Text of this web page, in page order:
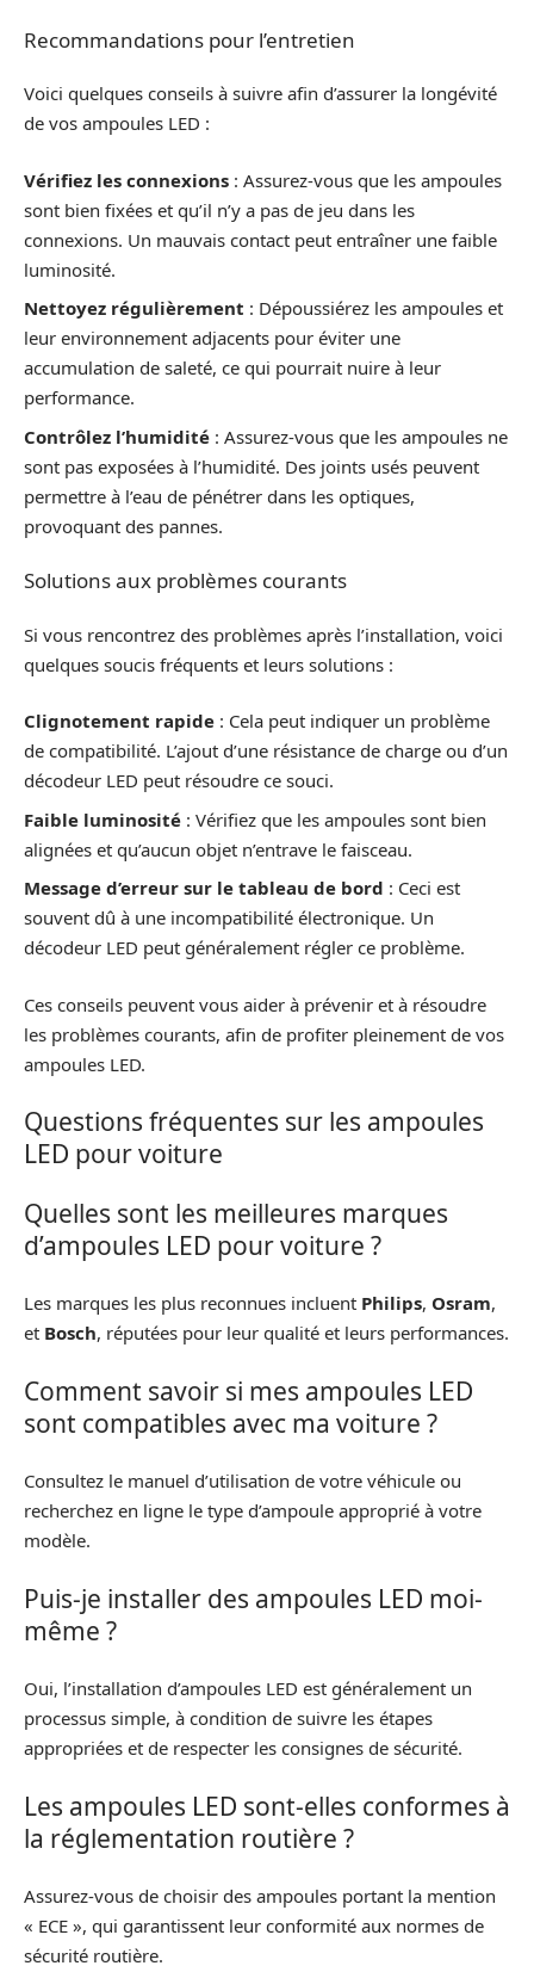
Recommandations pour l’entretien
Voici quelques conseils à suivre afin d’assurer la longévité
de vos ampoules LED :
Vérifiez les connexions : Assurez-vous que les ampoules
sont bien fixées et qu’il n’y a pas de jeu dans les
connexions. Un mauvais contact peut entraîner une faible
luminosité.
Nettoyez régulièrement : Dépoussiérez les ampoules et
leur environnement adjacents pour éviter une
accumulation de saleté, ce qui pourrait nuire à leur
performance.
Contrôlez l’humidité : Assurez-vous que les ampoules ne
sont pas exposées à l’humidité. Des joints usés peuvent
permettre à l’eau de pénétrer dans les optiques,
provoquant des pannes.
Solutions aux problèmes courants
Si vous rencontrez des problèmes après l’installation, voici
quelques soucis fréquents et leurs solutions :
Clignotement rapide : Cela peut indiquer un problème
de compatibilité. L’ajout d’une résistance de charge ou d’un
décodeur LED peut résoudre ce souci.
Faible luminosité : Vérifiez que les ampoules sont bien
alignées et qu’aucun objet n’entrave le faisceau.
Message d’erreur sur le tableau de bord : Ceci est
souvent dû à une incompatibilité électronique. Un
décodeur LED peut généralement régler ce problème.
Ces conseils peuvent vous aider à prévenir et à résoudre
les problèmes courants, afin de profiter pleinement de vos
ampoules LED.
Questions fréquentes sur les ampoules
LED pour voiture
Quelles sont les meilleures marques
d’ampoules LED pour voiture ?
Les marques les plus reconnues incluent Philips, Osram,
et Bosch, réputées pour leur qualité et leurs performances.
Comment savoir si mes ampoules LED
sont compatibles avec ma voiture ?
Consultez le manuel d’utilisation de votre véhicule ou
recherchez en ligne le type d’ampoule approprié à votre
modèle.
Puis-je installer des ampoules LED moi-
même ?
Oui, l’installation d’ampoules LED est généralement un
processus simple, à condition de suivre les étapes
appropriées et de respecter les consignes de sécurité.
Les ampoules LED sont-elles conformes à
la réglementation routière ?
Assurez-vous de choisir des ampoules portant la mention
« ECE », qui garantissent leur conformité aux normes de
sécurité routière.